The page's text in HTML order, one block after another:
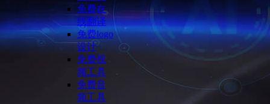
免费在
线翻译
免费logo
设计
免费视
频工具
免费音
频工具